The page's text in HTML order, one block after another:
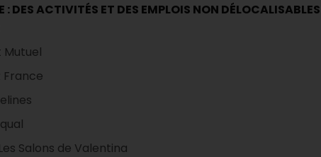
: DES ACTIVITÉS ET DES EMPLOIS NON
Mutuel
France
Salons de Valentina